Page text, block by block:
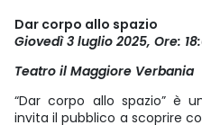
Dar corpo allo spazio
Giovedì 3 luglio 2025, Ore:
Teatro il Maggiore Verbania
“Dar corpo allo spazio” è
invita il pubblico a scoprire